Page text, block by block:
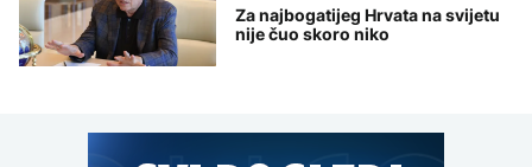
Za najbogatijeg Hrvata na svijetu
nije čuo skoro niko